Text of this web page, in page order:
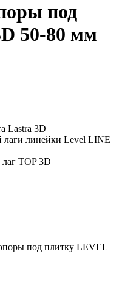
под
50-80 мм
Lastra 3D
линейки Level LINE
TOP 3D
под плитку LEVEL